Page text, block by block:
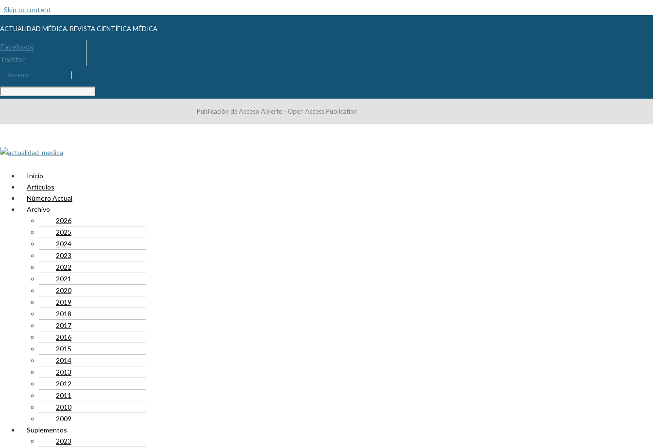
Skip to content
ACTUALIDAD MÉDICA. REVISTA CIENTÍFICA MÉDICA
Facebook
Twitter
Acceso
Publicación de Acceso Abierto · Open Access Publication
Inicio
Artículos
Número Actual
Archivo
2026
2025
2024
2023
2022
2021
2020
2019
2018
2017
2016
2015
2014
2013
2012
2011
2010
2009
Suplementos
2023